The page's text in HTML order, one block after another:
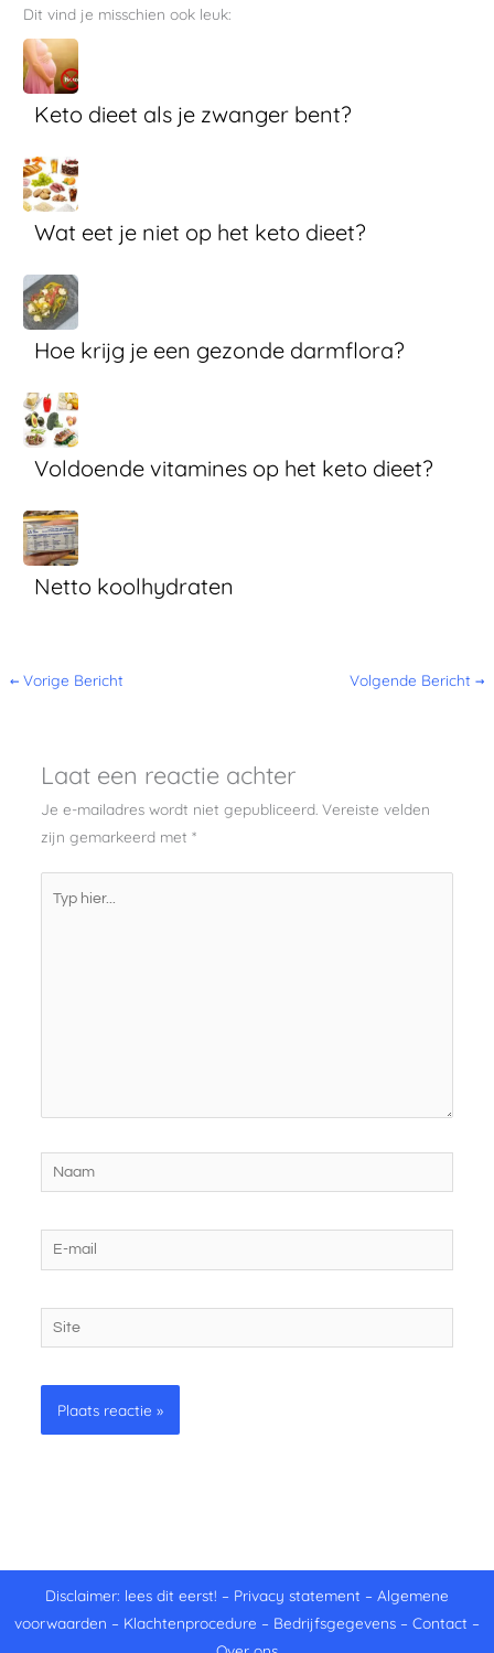
Dit vind je misschien ook leuk:
Keto dieet als je zwanger bent?
Wat eet je niet op het keto dieet?
Hoe krijg je een gezonde darmflora?
Voldoende vitamines op het keto dieet?
Netto koolhydraten
← Vorige Bericht Volgende Bericht →
Laat een reactie achter
Je e-mailadres wordt niet gepubliceerd. Vereiste velden
zijn gemarkeerd met *
hier...
Naam
mail
Site
Disclaimer: lees dit eerst! – Privacy statement – Algemene
voorwaarden – Klachtenprocedure – Bedrijfsgegevens – Contact –